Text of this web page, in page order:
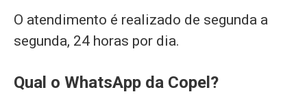
O atendimento é realizado de segunda a
segunda, 24 horas por dia.
Qual o WhatsApp da Copel?